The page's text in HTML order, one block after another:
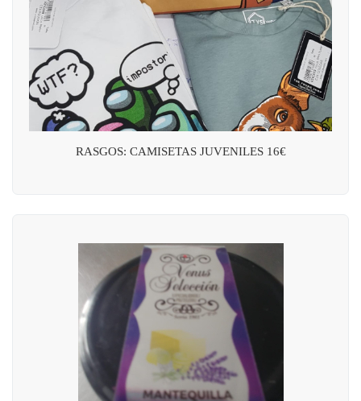
RASGOS: CAMISETAS JUVENILES 16€